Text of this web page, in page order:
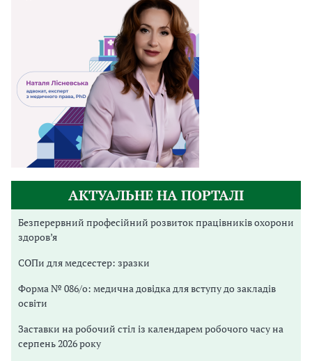
АКТУАЛЬНЕ НА ПОРТАЛІ
Безперервний професійний розвиток працівників охорони
здоров’я
СОПи для медсестер: зразки
Форма № 086/о: медична довідка для вступу до закладів
освіти
Заставки на робочий стіл із календарем робочого часу на
серпень 2026 року